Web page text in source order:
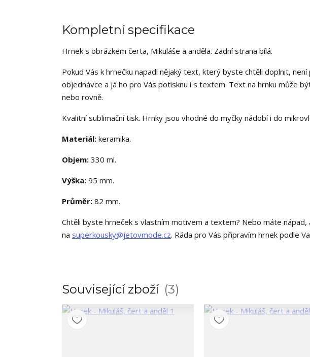
Kompletní specifikace
Hrnek s obrázkem čerta, Mikuláše a anděla. Zadní strana bílá.
Pokud Vás k hrnečku napadl nějaký text, který byste chtěli doplnit,
objednávce a já ho pro Vás potisknu i s textem. Text na hrnku může
nebo rovně.
Kvalitní sublimační tisk. Hrnky jsou vhodné do myčky nádobí i do
Materiál: keramika.
Objem: 330 ml.
Výška: 95 mm.
Průměr: 82 mm.
Chtěli byste hrneček s vlastním motivem a textem? Nebo máte
na superkousky@jetovmode.cz. Ráda pro Vás připravím hrnek podle
Související zboží 3